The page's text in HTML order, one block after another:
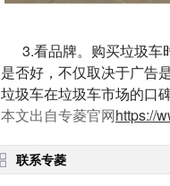
3.看品牌。购买垃圾车
是否好，不仅取决于广告
垃圾车在垃圾车市场的口碑
本文出自专菱官网https://
联系专菱